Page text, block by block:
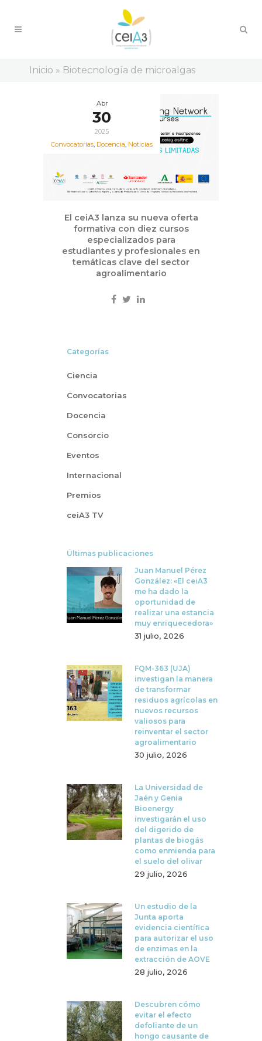
Inicio » Biotecnología de microalgas
Abr
30
2025
Convocatorias, Docencia, Noticias
El ceiA3 lanza su nueva oferta
formativa con diez cursos
especializados para
estudiantes y profesionales en
temáticas clave del sector
agroalimentario
Categorías
Ciencia
Convocatorias
Docencia
Consorcio
Eventos
Internacional
Premios
ceiA3 TV
Últimas publicaciones
Juan Manuel Pérez
González: «El ceiA3
me ha dado la
oportunidad de
realizar una estancia
muy enriquecedora»
31 julio, 2026
FQM-363 (UJA)
investigan la manera
de transformar
residuos agrícolas en
nuevos recursos
valiosos para
reinventar el sector
agroalimentario
30 julio, 2026
La Universidad de
Jaén y Genia
Bioenergy
investigarán el uso
del digerido de
plantas de biogás
como enmienda para
el suelo del olivar
29 julio, 2026
Un estudio de la
Junta aporta
evidencia científica
para autorizar el uso
de enzimas en la
extracción de AOVE
28 julio, 2026
Descubren cómo
evitar el efecto
defoliante de un
hongo causante de